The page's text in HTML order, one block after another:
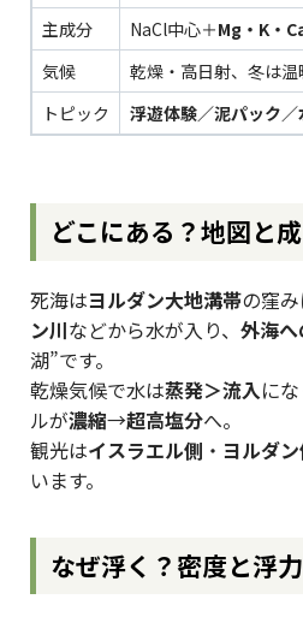
主成分
NaCl中心＋Mg・K・
気候
乾燥・高日射、冬は
トピック
浮遊体験／泥パック
どこにある？地図と
死海はヨルダン大地溝帯の窪み
ン川などから水が入り、 外海
湖”です。
乾燥気候で水は蒸発＞流入に
ルが濃縮→超高塩分へ。
観光はイスラエル側 ・ ヨルダ
います。
なぜ浮く？密度と浮